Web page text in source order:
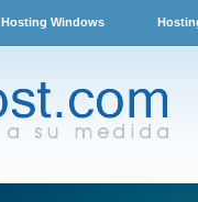
Hosting Windows